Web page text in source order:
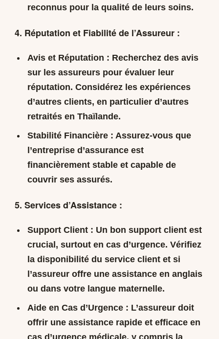
reconnus pour la qualité de leurs soins.
4. Réputation et Fiabilité de l’Assureur :
Avis et Réputation : Recherchez des avis
sur les assureurs pour évaluer leur
réputation. Considérez les expériences
d’autres clients, en particulier d’autres
retraités en Thaïlande.
Stabilité Financière : Assurez-vous que
l’entreprise d’assurance est
financièrement stable et capable de
couvrir ses assurés.
5. Services d’Assistance :
Support Client : Un bon support client est
crucial, surtout en cas d’urgence. Vérifiez
la disponibilité du service client et si
l’assureur offre une assistance en anglais
ou dans votre langue maternelle.
Aide en Cas d’Urgence : L’assureur doit
offrir une assistance rapide et efficace en